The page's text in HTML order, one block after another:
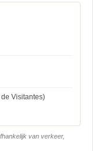
Visitantes)
van verkeer,